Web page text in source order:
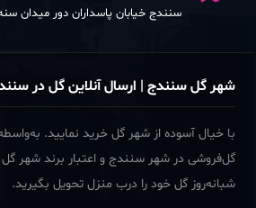
سنندج خیابان پاسداران دور میدان
شهر گل سنندج | ارسال آنلاین گل در
گل‌فروشی در شهر سنندج و اعتبار برند شهر
شبانه‌روز گل خود را درب منزل تحویل بگیرید.